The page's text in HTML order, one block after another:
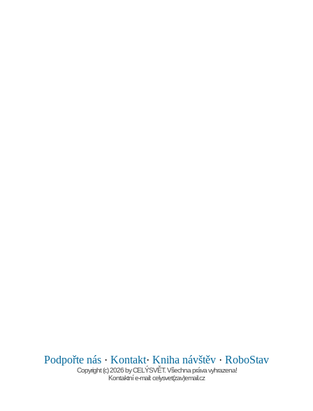
Podpořte nás · Kontakt· Kniha návštěv · RoboStav
Copyright (c) 2026 by CELÝSVĚT. Všechna práva vyhrazena!
Kontaktní e-mail: celysvet(zav)email.cz